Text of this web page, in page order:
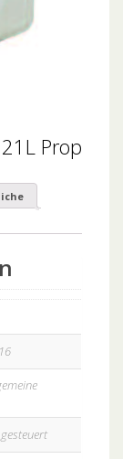
Prop